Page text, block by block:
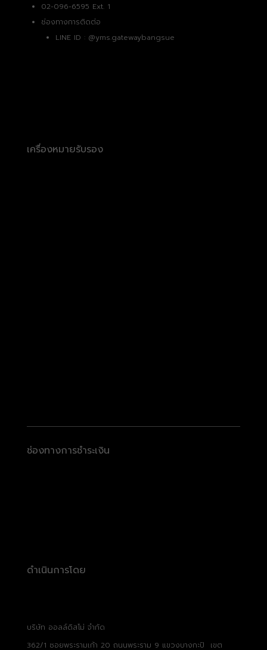
02-096-6595 Ext. 1
ช่องทางการติดต่อ
LINE ID : @yms.gatewaybangsue
เครื่องหมายรับรอง
ช่องทางการชำระเงิน
ดำเนินการโดย
บริษัท ออลล์ดิสโม่ จำกัด
362/1 ซอยพระรามเก้า 20 ถนนพระราม 9 แขวงบางกะปิ เขต